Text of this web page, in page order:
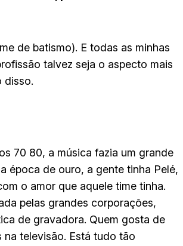
de batismo). E todas as minhas
talvez seja o aspecto mais
disso.
70 80, a música fazia um grande
época de ouro, a gente tinha Pelé,
o amor que aquele time tinha.
pelas grandes corporações,
de gravadora. Quem gosta de
na televisão. Está tudo tão